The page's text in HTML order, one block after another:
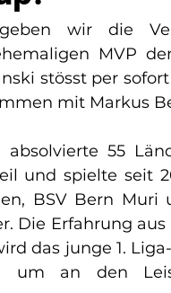
wir die
MVP
stösst per
mit Markus
absolvierte 55
und spielte seit
BSV Bern
Die Erfahrung
das junge 1.
um an den